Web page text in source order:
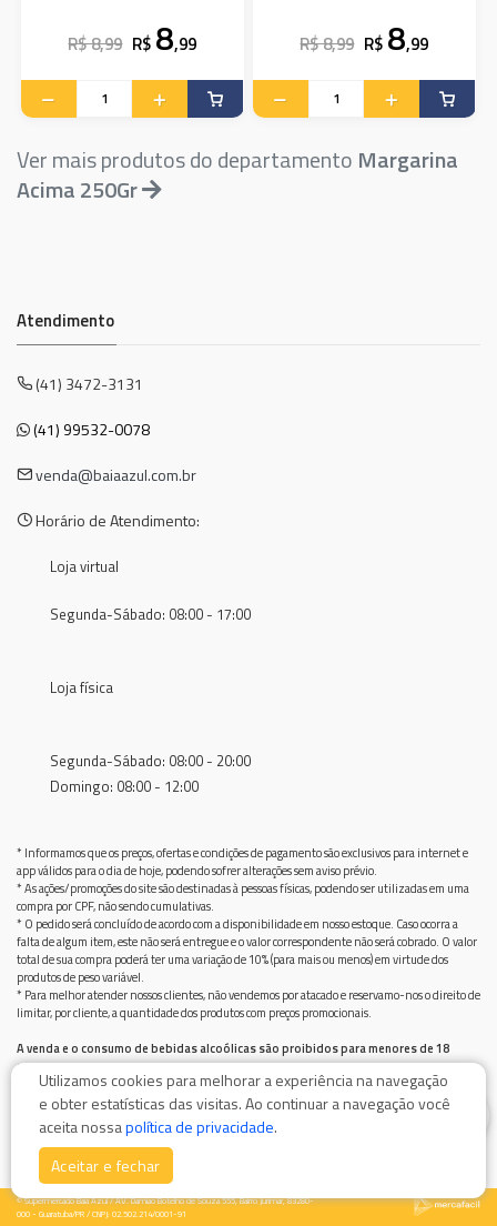
R$ 8,99 R$ 8,99 R$ 8,99 R$ 8,99
Ver mais produtos do departamento Margarina
Acima 250Gr
Atendimento
(41) 3472-3131
(41) 99532-0078
venda@baiaazul.com.br
Horário de Atendimento:
Loja virtual
Segunda-Sábado: 08:00 - 17:00
Loja física
Segunda-Sábado: 08:00 - 20:00
Domingo: 08:00 - 12:00
* Informamos que os preços, ofertas e condições de pagamento são exclusivos para internet e
app válidos para o dia de hoje, podendo sofrer alterações sem aviso prévio.
* As ações/promoções do site são destinadas à pessoas físicas, podendo ser utilizadas em uma
compra por CPF, não sendo cumulativas.
* O pedido será concluído de acordo com a disponibilidade em nosso estoque. Caso ocorra a
falta de algum item, este não será entregue e o valor correspondente não será cobrado. O valor
total de sua compra poderá ter uma variação de 10% (para mais ou menos) em virtude dos
produtos de peso variável.
* Para melhor atender nossos clientes, não vendemos por atacado e reservamo-nos o direito de
limitar, por cliente, a quantidade dos produtos com preços promocionais.
A venda e o consumo de bebidas alcoólicas são proibidos para menores de 18
anos.
Bebida alcoólica pode causar dependência química e, em excesso, provoca graves males à saúde.
Beba com moderação
© Supermercado Baía Azul / AV. Damiao Botelho de Souza 555, Bairro Jurimar, 83280-
000 - Guaratuba/PR / CNPJ: 02.502.214/0001-91
Utilizamos cookies para melhorar a experiência na navegação
e obter estatísticas das visitas. Ao continuar a navegação você
aceita nossapolítica de privacidade.
Aceitar e fechar